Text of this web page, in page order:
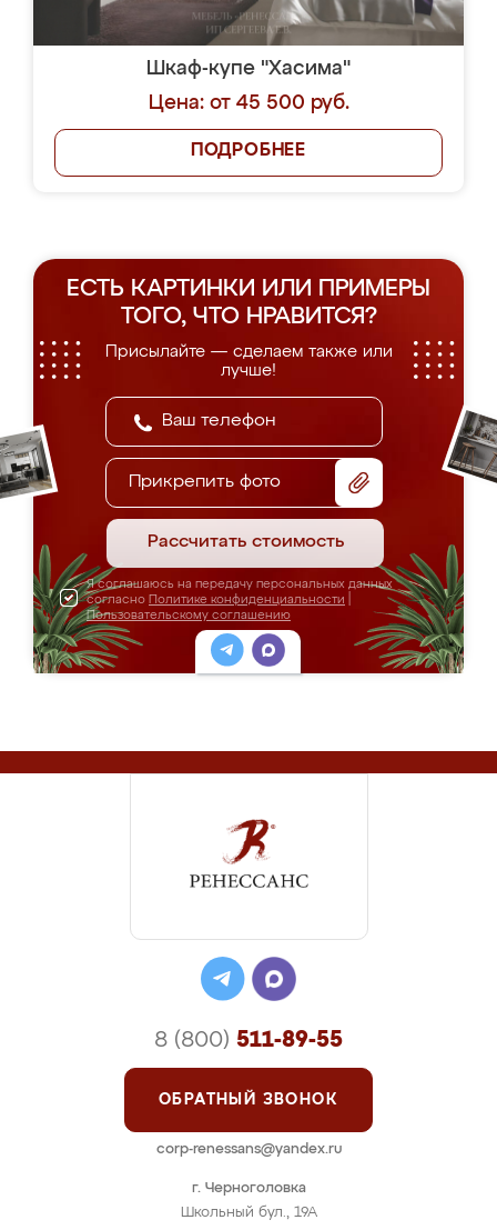
Шкаф-купе "Хасима"
Цена: от 45 500 руб.
ПОДРОБНЕЕ
ЕСТЬ КАРТИНКИ ИЛИ ПРИМЕРЫ
ТОГО, ЧТО НРАВИТСЯ?
Присылайте — сделаем также или
лучше!
Прикрепить фото
Рассчитать стоимость
Я соглашаюсь на передачу персональных данных
согласно Политике конфиденциальности
Пользовательскому соглашению
г. Черноголовка
Школьный бул., 19А
8 (800) 511-89-55
ОБРАТНЫЙ ЗВОНОК
corp-renessans@yandex.ru